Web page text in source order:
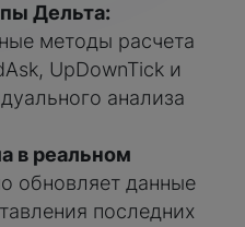
Дельта:
методы расчета
UpDownTick и
анализа
в реальном
обновляет данные
последних